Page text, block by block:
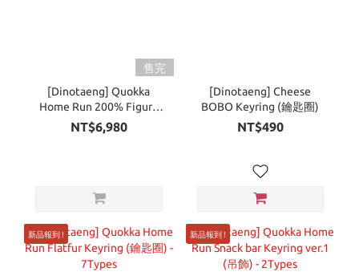
售完
[Dinotaeng] Quokka
Home Run 200% Figure
(公仔)
NT$6,980
[Dinotaeng] Cheese
BOBO Keyring (鑰匙圈)
NT$490
新品報到 ! 新品報到 !